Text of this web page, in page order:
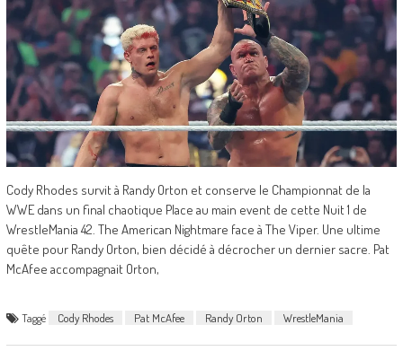
Cody Rhodes survit à Randy Orton et conserve le Championnat de la
WWE dans un final chaotique Place au main event de cette Nuit 1 de
WrestleMania 42. The American Nightmare face à The Viper. Une ultime
quête pour Randy Orton, bien décidé à décrocher un dernier sacre. Pat
McAfee accompagnait Orton,
Taggé Cody Rhodes Pat McAfee Randy Orton WrestleMania